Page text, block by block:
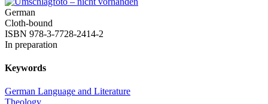
German
Cloth-bound
ISBN 978-3-7728-2414-2
In preparation
Keywords
German Language and Literature